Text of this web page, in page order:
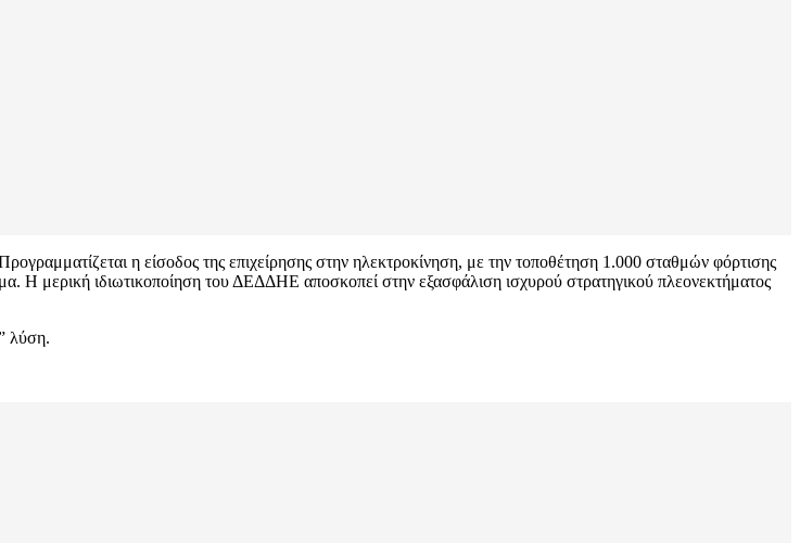
η είσοδος της επιχείρησης στην ηλεκτροκίνηση, με την τοποθέτηση 1.000 σταθμών φόρτισης
μερική ιδιωτικοποίηση του ΔΕΔΔΗΕ αποσκοπεί στην εξασφάλιση ισχυρού στρατηγικού πλεονεκτήματος
λύση.